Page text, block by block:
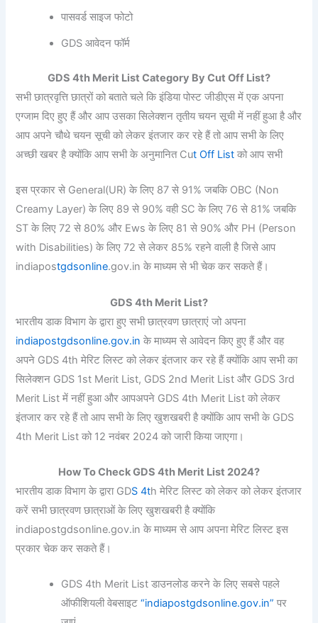
पासवर्ड साइज फोटो
GDS आवेदन फॉर्म
GDS 4th Merit List Category By Cut Off List?
सभी छात्रवृत्ति छात्रों को बताते चले कि इंडिया पोस्ट जीडीएस में एक अपना
एग्जाम दिए हुए हैं और आप उसका सिलेक्शन तृतीय चयन सूची में नहीं हुआ है और
आप अपने चौथे चयन सूची को लेकर इंतजार कर रहे हैं तो आप सभी के लिए
अच्छी खबर है क्योंकि आप सभी के अनुमानित Cut Off List को आप सभी
इस प्रकार से General(UR) के लिए 87 से 91% जबकि OBC (Non
Creamy Layer) के लिए 89 से 90% वही SC के लिए 76 से 81% जबकि
ST के लिए 72 से 80% और Ews के लिए 81 से 90% और PH (Person
with Disabilities) के लिए 72 से लेकर 85% रहने वाली है जिसे आप
indiapostgdsonline.gov.in के माध्यम से भी चेक कर सकते हैं।
GDS 4th Merit List?
भारतीय डाक विभाग के द्वारा हुए सभी छात्रवण छात्राएं जो अपना
indiapostgdsonline.gov.in के माध्यम से आवेदन किए हुए हैं और वह
अपने GDS 4th मेरिट लिस्ट को लेकर इंतजार कर रहे हैं क्योंकि आप सभी का
सिलेक्शन GDS 1st Merit List, GDS 2nd Merit List और GDS 3rd
Merit List में नहीं हुआ और आपअपने GDS 4th Merit List को लेकर
इंतजार कर रहे हैं तो आप सभी के लिए खुशखबरी है क्योंकि आप सभी के GDS
4th Merit List को 12 नवंबर 2024 को जारी किया जाएगा।
How To Check GDS 4th Merit List 2024?
भारतीय डाक विभाग के द्वारा GDS 4th मेरिट लिस्ट को लेकर को लेकर इंतजार
करें सभी छात्रवण छात्राओं के लिए खुशखबरी है क्योंकि
indiapostgdsonline.gov.in के माध्यम से आप अपना मेरिट लिस्ट इस
प्रकार चेक कर सकते हैं।
GDS 4th Merit List डाउनलोड करने के लिए सबसे पहले
ऑफीशियली वेबसाइट “indiapostgdsonline.gov.in” पर